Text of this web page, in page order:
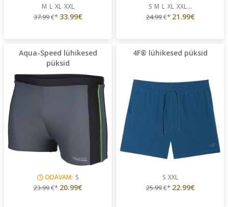
M L XL XXL
37.99€* 33.99€
S M L XL XXL...
24.99€* 21.99€
Aqua-Speed lühikesed
püksid
ODAVAM: S
23.99€* 20.99€
4F® lühikesed püksid
S XXL
25.99€* 22.99€